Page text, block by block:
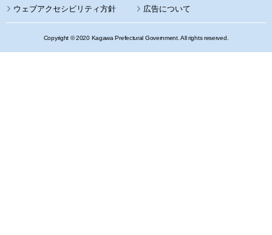
ウェブアクセシビリティ方針 広告について
Copyright © 2020 Kagawa Prefectural Government. All rights reserved.